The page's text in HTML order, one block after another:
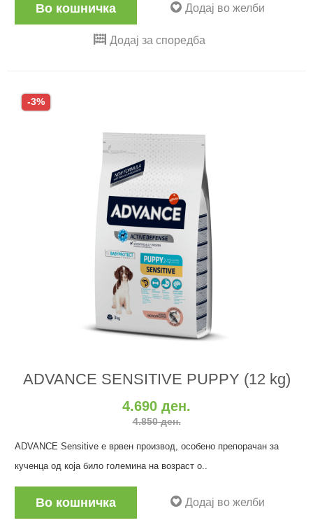
Во кошничка Додај во желби
Додај за споредба
-3%
ADVANCE SENSITIVE PUPPY (12 kg)
4.690 ден.
4.850 ден.
ADVANCE Sensitive е врвен производ, особено препорачан за
кученца од која било големина на возраст о..
Во кошничка Додај во желби